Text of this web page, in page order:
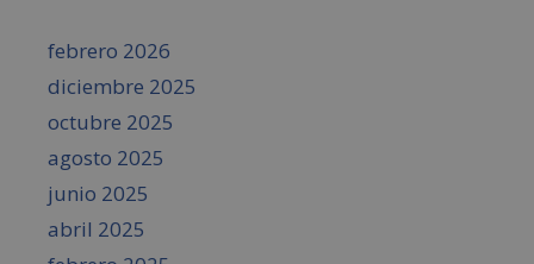
febrero 2026
diciembre 2025
octubre 2025
agosto 2025
junio 2025
abril 2025